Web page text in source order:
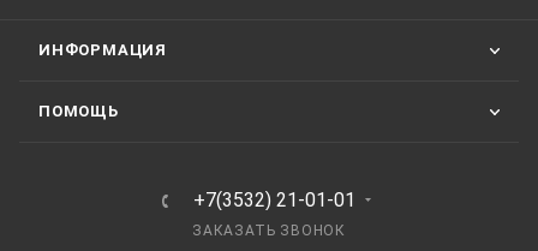
ИНФОРМАЦИЯ
ПОМОЩЬ
+7(3532) 21-01-01
ЗАКАЗАТЬ ЗВОНОК